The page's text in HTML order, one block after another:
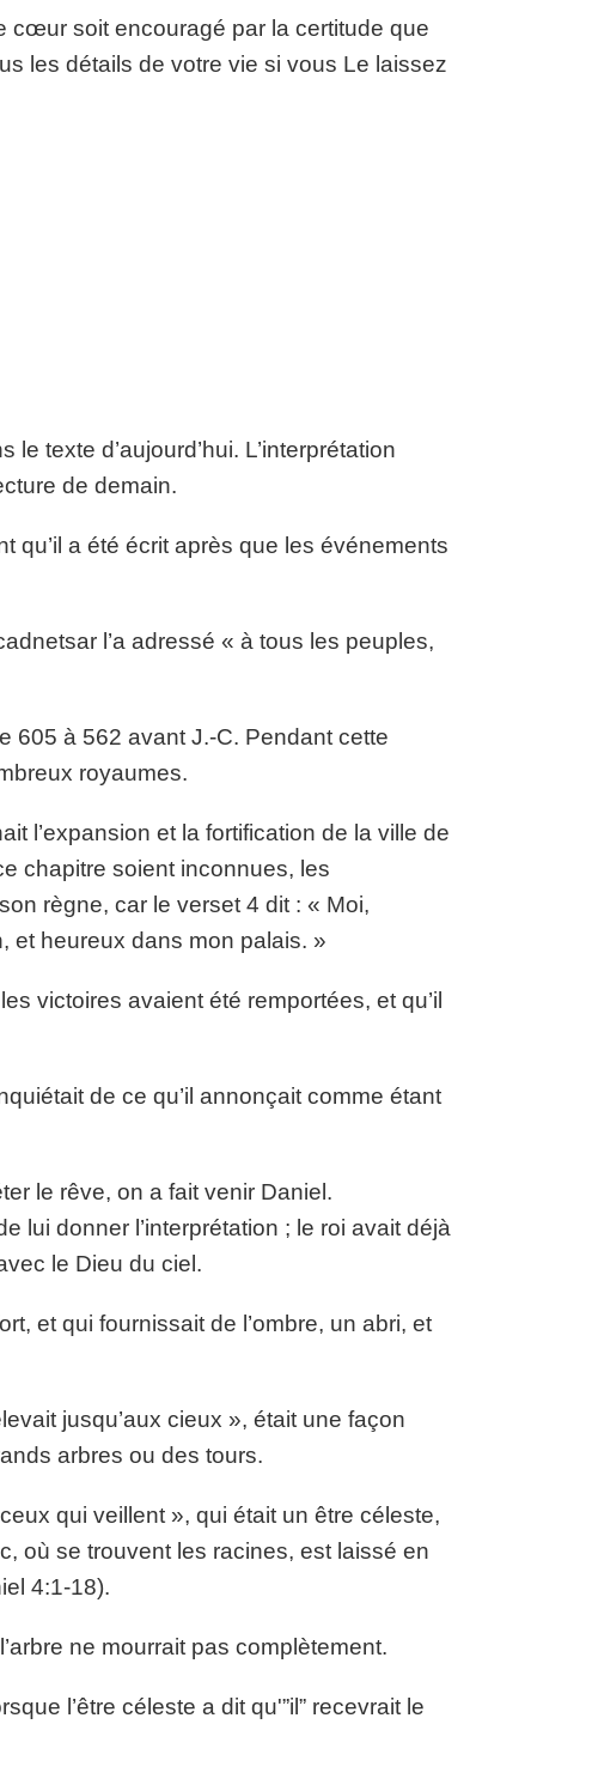
cœur soit encouragé par la certitude que
les détails de votre vie si vous Le laissez
texte d’aujourd’hui. L’interprétation
de demain.
qu’il a été écrit après que les événements
l’a adressé « à tous les peuples,
605 à 562 avant J.-C. Pendant cette
royaumes.
l’expansion et la fortification de la ville de
chapitre soient inconnues, les
règne, car le verset 4 dit : « Moi,
et heureux dans mon palais. »
victoires avaient été remportées, et qu’il
de ce qu’il annonçait comme étant
le rêve, on a fait venir Daniel.
lui donner l’interprétation ; le roi avait déjà
le Dieu du ciel.
et qui fournissait de l’ombre, un abri, et
jusqu’aux cieux », était une façon
arbres ou des tours.
qui veillent », qui était un être céleste,
où se trouvent les racines, est laissé en
4:1-18).
ne mourrait pas complètement.
l’être céleste a dit qu'”il” recevrait le